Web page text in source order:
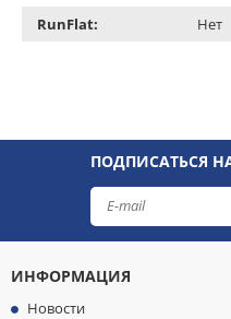
RunFlat:
Нет
ПОДПИСАТЬСЯ
ИНФОРМАЦИЯ
Новости